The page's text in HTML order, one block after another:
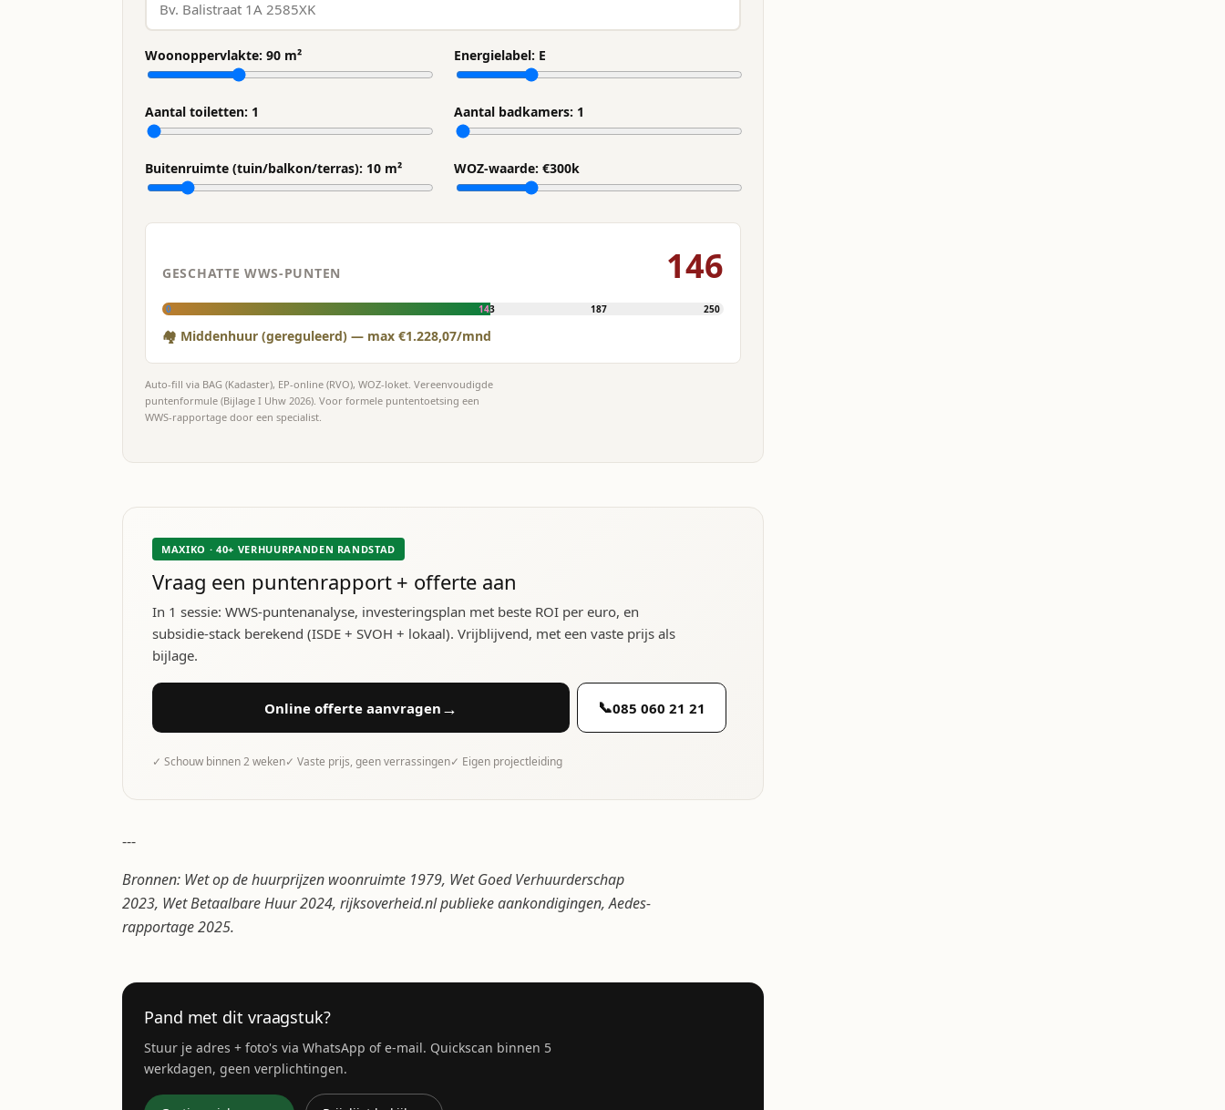
Woonoppervlakte: 90 m² Energielabel: E
Aantal toiletten: 1 Aantal badkamers: 1
Buitenruimte (tuin/balkon/terras): 10 m² WOZ-waarde: €300k
GESCHATTE WWS-PUNTEN 146
0 143 187 250
🏘 Middenhuur (gereguleerd) — max €1.228,07/mnd
Auto-fill via BAG (Kadaster), EP-online (RVO), WOZ-loket. Vereenvoudigde
puntenformule (Bijlage I Uhw 2026). Voor formele puntentoetsing een
WWS-rapportage door een specialist.
MAXIKO · 40+ VERHUURPANDEN RANDSTAD
Vraag een puntenrapport + offerte aan
In 1 sessie: WWS-puntenanalyse, investeringsplan met beste ROI per euro, en
subsidie-stack berekend (ISDE + SVOH + lokaal). Vrijblijvend, met een vaste prijs als
bijlage.
Online offerte aanvragen → 📞085 060 21 21
✓ Schouw binnen 2 weken✓ Vaste prijs, geen verrassingen✓ Eigen projectleiding
---
Bronnen: Wet op de huurprijzen woonruimte 1979, Wet Goed Verhuurderschap
2023, Wet Betaalbare Huur 2024, rijksoverheid.nl publieke aankondigingen, Aedes-
rapportage 2025.
Pand met dit vraagstuk?
Stuur je adres + foto's via WhatsApp of e-mail. Quickscan binnen 5
werkdagen, geen verplichtingen.